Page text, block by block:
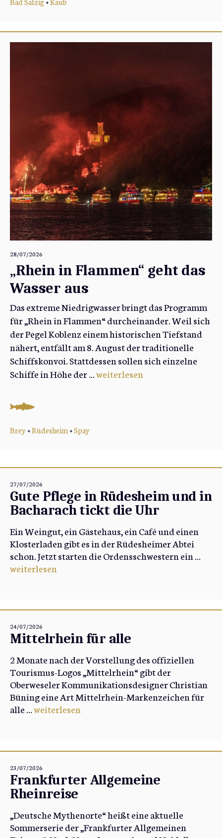
28/07/2026
„Rhein in Flammen“ geht das
Wasser aus
Das extreme Niedrigwasser bringt das Programm
für „Rhein in Flammen“ durcheinander. Weil sich
der Pegel Koblenz einem historischen Tiefstand
nähert, entfällt am 8. August der traditionelle
Schiffskonvoi. Stattdessen sollen sich einzelne
Schiffe in Höhe der ...weiterlesen
Brey+Rüdesheim+Spay
27/07/2026
Gute Pflege in Rüdesheim und in
Bacharach tickt die Uhr
Ein Weingut, ein Gästehaus, ein Café und einen
Klosterladen gibt es in der Rüdesheimer Abtei
schon. Jetzt starten die Ordensschwestern ein ...
weiterlesen
24/07/2026
Mittelrhein für alle
2 Monate nach der Vorstellung des offiziellen
Tourismus-Logos „Mittelrhein“ gibt der
Oberweseler Kommunikationsdesigner Christian
Büning eine Art Mittelrhein-Markenzeichen für
alle ...weiterlesen
23/07/2026
Frankfurter Allgemeine
Rheinreise
„Deutsche Mythenorte“ heißt eine aktuelle
Sommerserie der „Frankfurter Allgemeinen